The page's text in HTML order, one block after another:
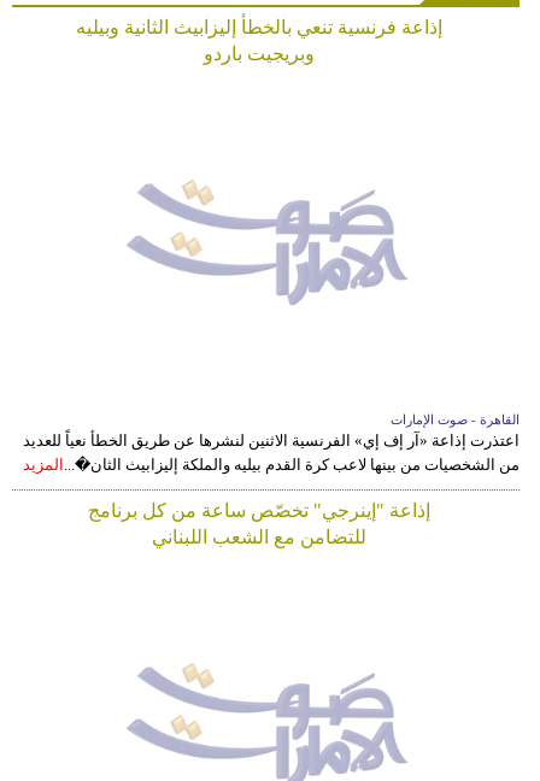
إذاعة فرنسية تنعي بالخطأ إليزابيث الثانية وبيليه
وبريجيت باردو
القاهرة - صوت الإمارات
اعتذرت إذاعة «آر إف إي» الفرنسية الاثنين لنشرها عن طريق الخطأ نعياً للعديد
من الشخصيات من بينها لاعب كرة القدم بيليه والملكة إليزابيث الثان�...
المزيد
إذاعة "إينرجي" تخصّص ساعة من كل برنامج
للتضامن مع الشعب اللبناني